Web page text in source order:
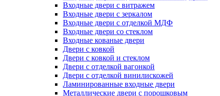
Входные двери с витражем
Входные двери с зеркалом
Входные двери с отделкой МДФ
Входные двери со стеклом
Входные кованые двери
Двери с ковкой
Двери с ковкой и стеклом
Двери с отделкой вагонкой
Двери с отделкой винилискожей
Ламинированные входные двери
Металлические двери с порошковым